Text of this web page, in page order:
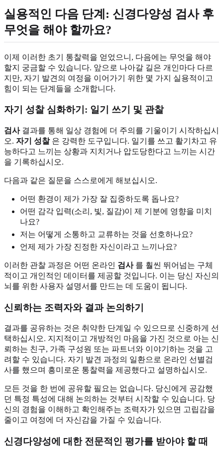
실용적인 다음 단계: 신경다양성 검사 후
무엇을 해야 할까요?
이제 이러한 초기 통찰력을 얻었으니, 다음에는 무엇을 해야
할지 궁금할 수 있습니다. 앞으로 나아갈 길은 개인마다 다르
지만, 자기 발견의 여정을 이어가기 위한 몇 가지 실용적이고
힘이 되는 단계들을 소개합니다.
자기 성찰 심화하기: 일기 쓰기 및 관찰
검사결과를 통해 일상 경험에 더 주의를 기울이기 시작하십시
오. 자기 성찰은 강력한 도구입니다. 일기를 쓰고 활기차고 유
능하다고 느끼는 상황과 지치거나 압도당한다고 느끼는 시간
을 기록하십시오.
다음과 같은 질문을 스스로에게 해보십시오.
어떤 환경이 제가 가장 잘 집중하도록 돕나요?
어떤 감각 입력(소리, 빛, 질감)이 제 기분에 영향을 미치
나요?
저는 어떻게 소통하고 교류하는 것을 선호하나요?
언제 제가 가장 진정한 자신이라고 느끼나요?
이러한 관찰 과정은 어떤 온라인 검사를 훨씬 뛰어넘는 구체
적이고 개인적인 데이터를 제공할 것입니다. 이는 당신 자신의
뇌를 위한 사용자 설명서를 만드는 데 도움이 됩니다.
신뢰하는 조력자와 결과 논의하기
결과를 공유하는 것은 취약한 단계일 수 있으므로 신중하게 선
택하십시오. 지지적이고 개방적인 마음을 가진 것으로 아는 신
뢰하는 친구, 가족 구성원 또는 파트너와 이야기하는 것을 고
려할 수 있습니다. 자기 발견 과정의 일환으로 온라인 선별검
사를 했으며 흥미로운 통찰력을 제공했다고 설명하십시오.
모든 것을 한 번에 공유할 필요는 없습니다. 당신에게 공감했
던 특정 특성에 대해 논의하는 것부터 시작할 수 있습니다. 당
신의 경험을 이해하고 확인해주는 조력자가 있으면 고립감을
줄이고 여정에 더 자신감을 가질 수 있습니다.
신경다양성에 대한 전문적인 평가를 받아야 할 때